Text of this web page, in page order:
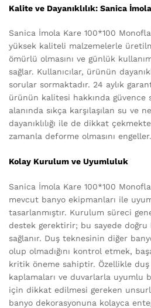
Kalite ve Dayanıklılık: Sanica
Sanica İmola Kare 100*100
yüksek kaliteli malzemelerle
ömürlü olmasını ve günlük
sağlar. Kullanıcılar, ürünün
sorular sormaktadır. 24 aylık
ürünün kalitesi hakkında güvence
alanında sıkça karşılaşılan su ve
dayanıklılığı ile de dikkat
zamanla deforme olmasını engeller.
Kolay Kurulum ve Uyumluluk
Sanica İmola Kare 100*100
mevcut banyo ekipmanları ile
tasarlanmıştır. Kurulum süreci
destek gerektirir; bu sayede doğru
sağlanır. Duş teknesinin diğer
olup olmadığını kontrol etmek,
kritik öneme sahiptir. Özellikle duş
kaplamaları ve duvarlarla uyumlu
için dikkat edilmesi gereken
banyo dekorasyonuna kolayca